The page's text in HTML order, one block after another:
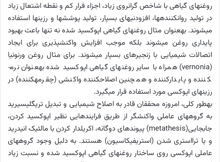
روغن­های گیاهی با شاخص گرانروی زیاد، اجزاء فرار کم و نقطه اشتعال زیاد
در تولید روان­کننده­ها، افزودنی­های بسپار، تولید پوشش­ها و رزین­ها استفاده
می­شوند. به­عنوان مثال روغن­های گیاهی اپوکسید شده نه تنها باعث بهبود
پایداری روغن می­شوند بلکه موجب افزایش واکنش­پذیری برای ایجاد
اتصالات شیمیایی با زنجیرهای بسپار می­شوند. برای مثال روغن ورنونیا
(
vernonia) همراه با سایر روغن­های گیاهی اپوکسید شده به­عنوان نرم­
کننده و پایدارکننده و هم­چنین اصلاح­کننده واکنشی (چقرمه­کننده) در
رزین­های اپوکسی مورد استفاده قرار می­گیرد.
به­طور کلی، امروزه محققان قادر به اصلاح شیمیایی و تبدیل تری­گلیسیرید
به گروه­های عاملی واکنشگر از طریق فرایندهایی نظیر اپوکسید کردن،
جابجایی(metathesis) پیوندهای دوگانه، اکریل­دار کردن با مالئیک انیدرید
و یا ترااستری شدن (استریفیکاسیون) هستند. به دلیل وجود گروه­های
عاملی اپوکسی روی ساختار روغن­های گیاهی اپوکسید شده و نسبت زیاد